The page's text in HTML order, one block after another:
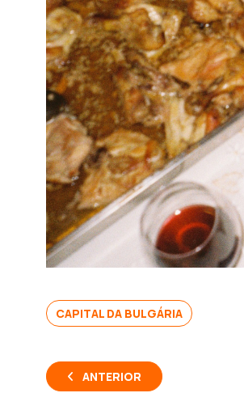
CAPITAL DA BULGÁRIA
ANTERIOR